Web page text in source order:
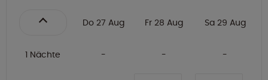
Do 27 Aug Fr 28 Aug Sa 29 Aug
1 Nächte